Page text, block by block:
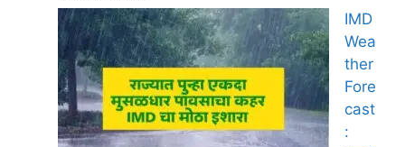
IMD
Wea
ther
Fore
cast
: